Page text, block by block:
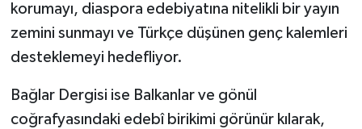
korumayı, diaspora edebiyatına nitelikli bir yayın
zemini sunmayı ve Türkçe düşünen genç kalemleri
desteklemeyi hedefliyor.
Bağlar Dergisi ise Balkanlar ve gönül
coğrafyasındaki edebî birikimi görünür kılarak,